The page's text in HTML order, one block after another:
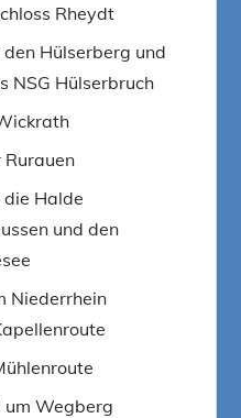
Rheydt
den Hülserberg und
NSG Hülserbruch
Rurauen
die Halde
und den
Niederrhein
um Wegberg